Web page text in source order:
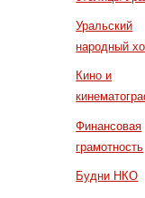
Уральский
народный
Кино и
Финансовая
грамотность
Будни НКО